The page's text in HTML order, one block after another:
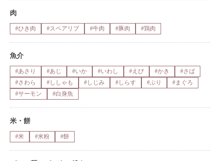
肉
#ひき肉 #スペアリブ #牛肉 #豚肉 #鶏肉
魚介
#あさり #あじ #いか #いわし #えび #かき
#さば
#さわら
#ししゃも #しじみ #しらす #ぶり
#まぐろ
#サーモン
#白身魚
米・餅
#米 #米粉 #餅